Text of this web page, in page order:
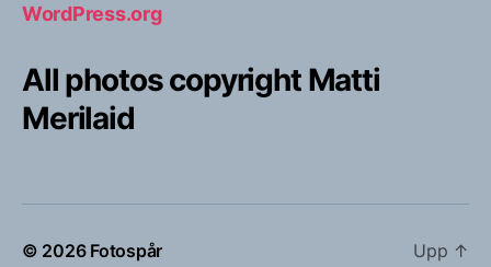
WordPress.org
All photos copyright Matti
Merilaid
© 2026 Fotospår Upp ↑